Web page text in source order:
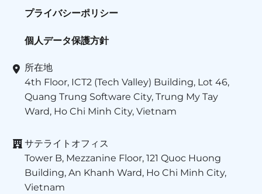
プライバシーポリシー
個人データ保護方針
所在地
4th Floor, ICT2 (Tech Valley) Building, Lot 46,
Quang Trung Software City, Trung My Tay
Ward, Ho Chi Minh City, Vietnam
サテライトオフィス
Tower B, Mezzanine Floor, 121 Quoc Huong
Building, An Khanh Ward, Ho Chi Minh City,
Vietnam